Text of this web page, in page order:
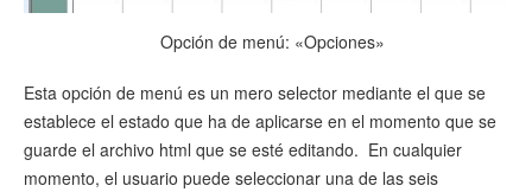
Opción de menú: «Opciones»
Esta opción de menú es un mero selector mediante el que se
establece el estado que ha de aplicarse en el momento que se
guarde el archivo html que se esté editando. En cualquier
momento, el usuario puede seleccionar una de las seis